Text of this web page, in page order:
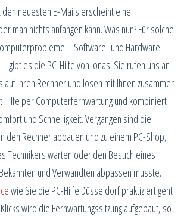
neuesten E-Mails erscheint eine
man nichts anfangen kann. Was nun? Für solche
– Software- und Hardware-
gibt es die PC-Hilfe von ionas. Sie rufen uns an
auf Ihren Rechner und lösen mit Ihnen zusammen
Hilfe per Computerfernwartung und kombiniert
und Schnelligkeit. Vergangen sind die
den Rechner abbauen und zu einem PC-Shop,
Technikers warten oder den Besuch eines
und Verwandten abpassen musste.
wie Sie die PC-Hilfe Düsseldorf praktiziert geht
wird die Fernwartungssitzung aufgebaut, so